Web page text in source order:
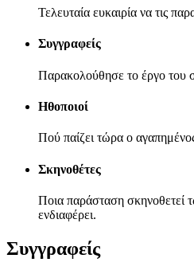
Τελευταία ευκαιρία να τις
Συγγραφείς
Παρακολούθησε το έργο του
Ηθοποιοί
Πού παίζει τώρα ο
Σκηνοθέτες
Ποια παράσταση σκηνοθετεί
ενδιαφέρει.
Συγγραφείς